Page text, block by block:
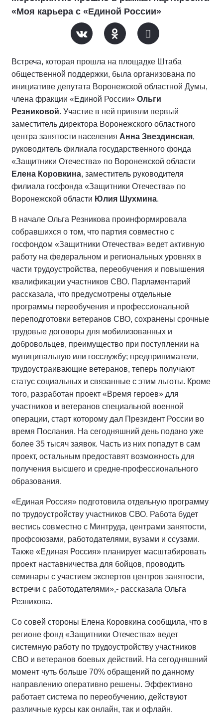
«Моя карьера с «Единой России»
Встреча, которая прошла на площадке Штаба
общественной поддержки, была организована по
инициативе депутата Воронежской областной Думы,
члена фракции «Единой России» Ольги
Резниковой. Участие в ней приняли первый
заместитель директора Воронежского областного
центра занятости населения Анна Звездинская,
руководитель филиала государственного фонда
«Защитники Отечества» по Воронежской области
Елена Коровкина, заместитель руководителя
филиала госфонда «Защитники Отечества» по
Воронежской области Юлия Шухмина.
В начале Ольга Резникова проинформировала
собравшихся о том, что партия совместно с
госфондом «Защитники Отечества» ведет активную
работу на федеральном и региональных уровнях в
части трудоустройства, переобучения и повышения
квалификации участников СВО. Парламентарий
рассказала, что предусмотрены отдельные
программы переобучения и профессиональной
переподготовки ветеранов СВО, сохранены срочные
трудовые договоры для мобилизованных и
добровольцев, преимущество при поступлении на
муниципальную или госслужбу; предприниматели,
трудоустраивающие ветеранов, теперь получают
статус социальных и связанные с этим льготы. Кроме
того, разработан проект «Время героев» для
участников и ветеранов специальной военной
операции, старт которому дал Президент России во
время Послания. На сегодняшний день подано уже
более 35 тысяч заявок. Часть из них попадут в сам
проект, остальным предоставят возможность для
получения высшего и средне-профессионального
образования.
«Единая Россия» подготовила отдельную программу
по трудоустройству участников СВО. Работа будет
вестись совместно с Минтруда, центрами занятости,
профсоюзами, работодателями, вузами и ссузами.
Также «Единая Россия» планирует масштабировать
проект наставничества для бойцов, проводить
семинары с участием экспертов центров занятости,
встречи с работодателями»,- рассказала Ольга
Резникова.
Со совей стороны Елена Коровкина сообщила, что в
регионе фонд «Защитники Отечества» ведет
системную работу по трудоустройству участников
СВО и ветеранов боевых действий. На сегодняшний
момент чуть больше 70% обращений по данному
направлению оперативно решены. Эффективно
работает система по переобучению, действуют
различные курсы как онлайн, так и офлайн.